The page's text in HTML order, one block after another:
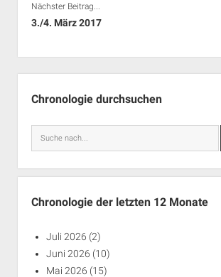
Nächster Beitrag...
3./4. März 2017
Chronologie durchsuchen
Chronologie der letzten 12 Monate
Juli 2026 (2)
Juni 2026 (10)
Mai 2026 (15)